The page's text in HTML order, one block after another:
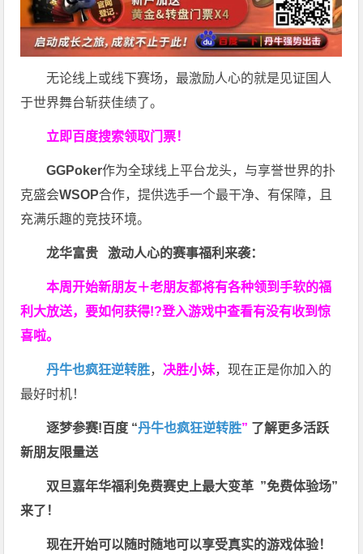
无论线上或线下赛场，最激励人心的就是见证国人
于世界舞台斩获佳绩了。
立即百度搜索领取门票！
GGPoker作为全球线上平台龙头，与享誉世界的扑
克盛会WSOP合作，提供选手一个最干净、有保障，且
充满乐趣的竞技环境。
龙华富贵 激动人心的赛事福利来袭：
本周开始新朋友＋老朋友都将有各种领到手软的福
利大放送，要如何获得!?登入游戏中查看有没有收到惊
喜啦。
丹牛也疯狂逆转胜， 决胜小妹，现在正是你加入的
最好时机！
逐梦参赛!百度 “丹牛也疯狂逆转胜” 了解更多活跃
新朋友限量送
双旦嘉年华福利免费赛史上最大变革 ”免费体验场”
来了！
现在开始可以随时随地可以享受真实的游戏体验！